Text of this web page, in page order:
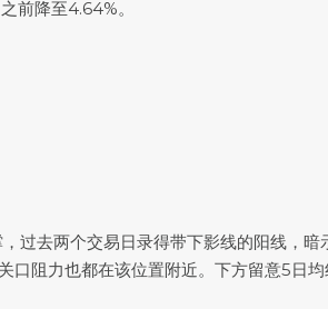
前降至4.64%。
过去两个交易日录得带下影线的阳线，
阻力也都在该位置附近。下方留意5日均